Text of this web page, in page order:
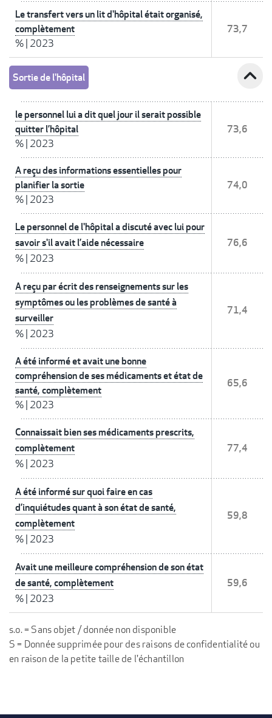
Le transfert vers un lit d'hôpital était organisé,
complètement
% 2023
73,7
Sortie de l'hôpital expand_less
le personnel lui a dit quel jour il serait possible
quitter l’hôpital
% 2023
73,6
A reçu des informations essentielles pour
planifier la sortie
% 2023
74,0
Le personnel de l'hôpital a discuté avec lui pour
savoir s'il avait l’aide nécessaire
% 2023
76,6
A reçu par écrit des renseignements sur les
symptômes ou les problèmes de santé à
surveiller
% 2023
71,4
A été informé et avait une bonne
compréhension de ses médicaments et état de
santé, complètement
% 2023
65,6
Connaissait bien ses médicaments prescrits,
complètement
% 2023
77,4
A été informé sur quoi faire en cas
d’inquiétudes quant à son état de santé,
complètement
% 2023
59,8
Avait une meilleure compréhension de son état
de santé, complètement
% 2023
59,6
s.o. = Sans objet / donnée non disponible
S = Donnée supprimée pour des raisons de confidentialité ou
en raison de la petite taille de l'échantillon